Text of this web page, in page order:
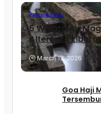
Pantai & Pulau
5 Wisata Air
Alternatif
March 13, 2026
Goa Haji